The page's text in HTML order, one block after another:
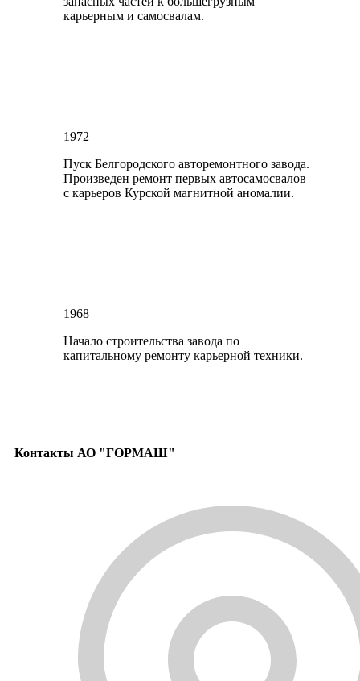
карьерным и самосвалам.
1972
Пуск Белгородского авторемонтного завода.
Произведен ремонт первых автосамосвалов
с карьеров Курской магнитной аномалии.
1968
Начало строительства завода по
капитальному ремонту карьерной техники.
Контакты АО "ГОРМАШ"